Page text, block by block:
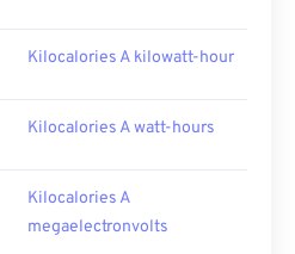
Kilocalories A kilowatt-hour
Kilocalories A watt-hours
Kilocalories A
megaelectronvolts